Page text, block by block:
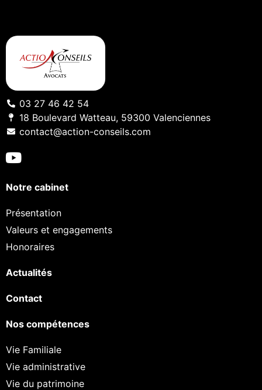
03 27 46 42 54
18 Boulevard Watteau, 59300 Valenciennes
contact@action-conseils.com
Notre cabinet
Présentation
Valeurs et engagements
Honoraires
Actualités
Contact
Nos compétences
Vie Familiale
Vie administrative
Vie du patrimoine